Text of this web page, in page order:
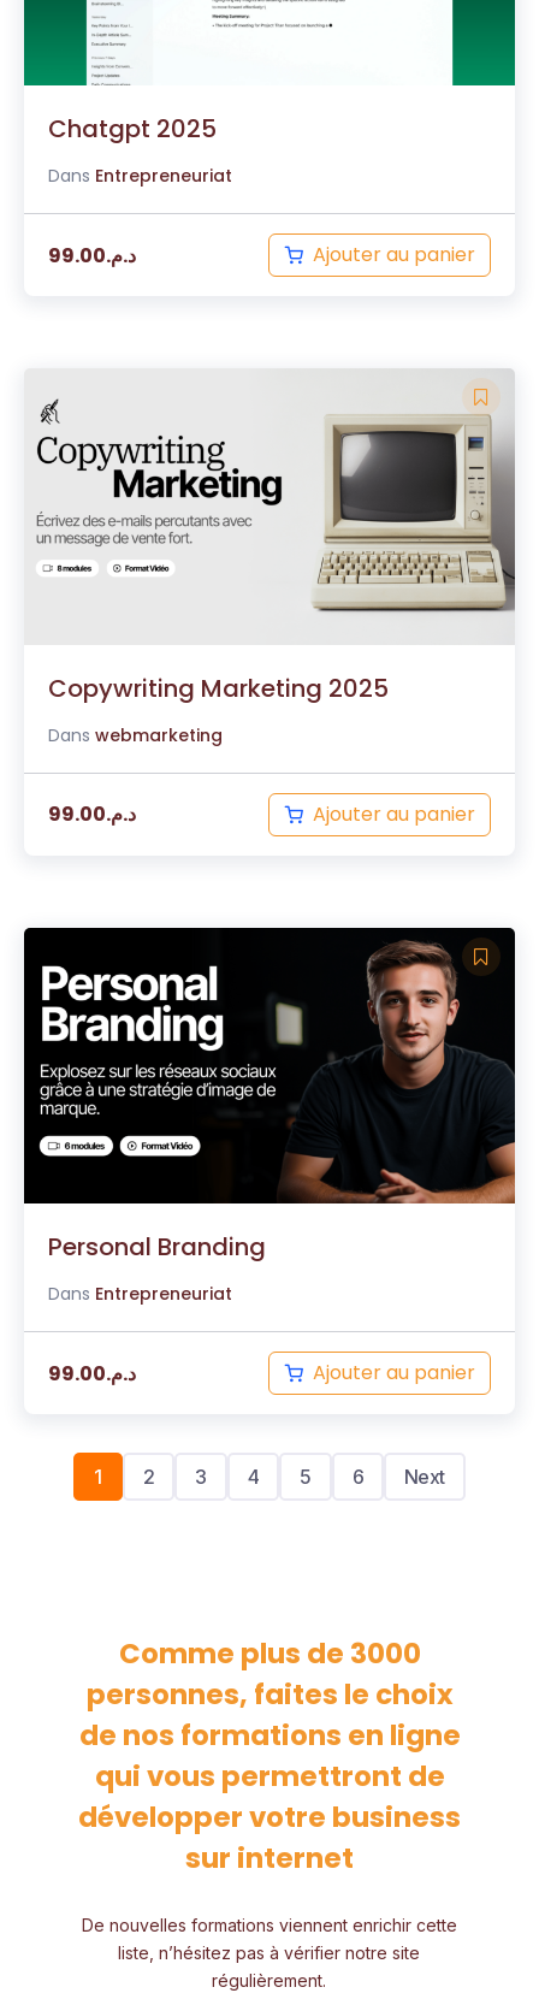
Chatgpt 2025
Dans Entrepreneuriat
د.م.99.00 Ajouter au panier
Copywriting Marketing 2025
Dans webmarketing
د.م.99.00 Ajouter au panier
Personal Branding
Dans Entrepreneuriat
د.م.99.00 Ajouter au panier
1 2 3 4 5 6 Next
Comme plus de 3000
personnes, faites le choix
de nos formations en ligne
qui vous permettront de
développer votre business
sur internet
De nouvelles formations viennent enrichir cette
liste, n’hésitez pas à vérifier notre site
régulièrement.